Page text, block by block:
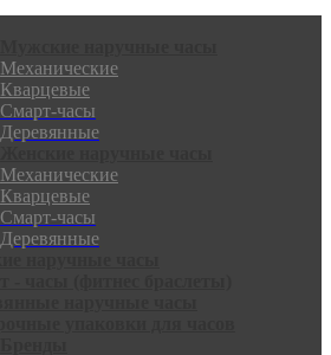
Механические
Кварцевые
Смарт-часы
Деревянные
Механические
Кварцевые
Смарт-часы
Деревянные